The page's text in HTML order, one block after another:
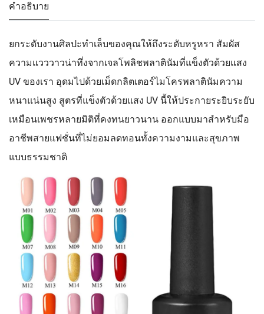
คำอธิบาย
ยกระดับงานศิลปะทำเล็บของคุณให้ถึงระดับหรูหรา สัมผัส
ความแวววาวน่าทึ่งจากเจลโพลิชพลาตินัมที่แข็งตัวด้วยแสง
UV ของเรา อุดมไปด้วยเม็ดกลิตเตอร์ไมโครพลาตินัมความ
หนาแน่นสูง สูตรที่แข็งตัวด้วยแสง UV นี้ให้ประกายระยิบระยับ
เหมือนเพชรหลายมิติที่คงทนยาวนาน ออกแบบมาสำหรับมือ
อาชีพสายแฟชั่นที่ไม่ยอมลดทอนทั้งความงามและสุขภาพ
แบบธรรมชาติ